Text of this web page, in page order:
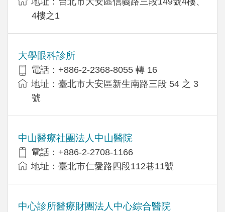
4樓之1
大學眼科診所
電話：+886-2-2368-8055 轉 16
地址：臺北市大安區新生南路三段 54 之 3
號
中山醫療社團法人中山醫院
電話：+886-2-2708-1166
地址：臺北市仁愛路四段112巷11號
中心診所醫療財團法人中心綜合醫院